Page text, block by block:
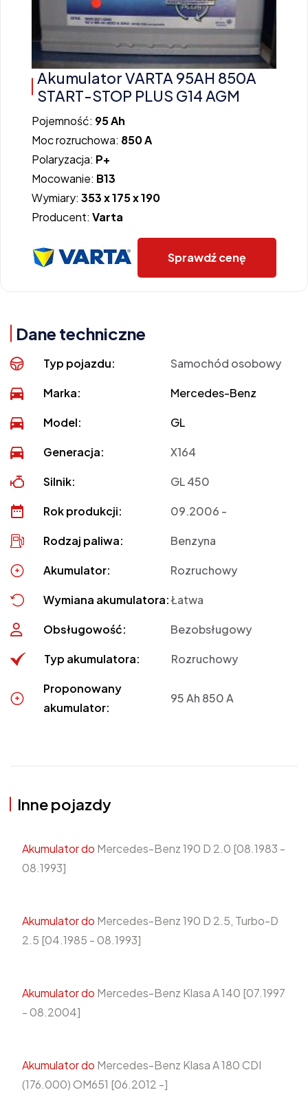
Akumulator VARTA 95AH 850A
START-STOP PLUS G14 AGM
Pojemność: 95 Ah
Moc rozruchowa: 850 A
Polaryzacja: P+
Mocowanie: B13
Wymiary: 353 x 175 x 190
Producent: Varta
Sprawdź cenę
Dane techniczne
Typ pojazdu: Samochód osobowy
Marka: Mercedes-Benz
Model: GL
Generacja: X164
Silnik: GL 450
Rok produkcji: 09.2006 -
Rodzaj paliwa: Benzyna
Akumulator: Rozruchowy
Wymiana akumulatora:Łatwa
Obsługowość: Bezobsługowy
Typ akumulatora: Rozruchowy
Proponowany
akumulator:
95 Ah 850 A
Inne pojazdy
Akumulator do Mercedes-Benz 190 D 2.0 [08.1983 -
08.1993]
Akumulator do Mercedes-Benz 190 D 2.5, Turbo-D
2.5 [04.1985 - 08.1993]
Akumulator do Mercedes-Benz Klasa A 140 [07.1997
- 08.2004]
Akumulator do Mercedes-Benz Klasa A 180 CDI
(176.000) OM651 [06.2012 -]